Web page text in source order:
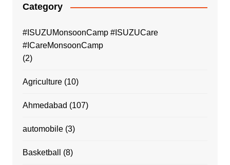
Category
#ISUZUMonsoonCamp #ISUZUCare
#ICareMonsoonCamp
(2)
Agriculture(10)
Ahmedabad (107)
automobile(3)
Basketball (8)